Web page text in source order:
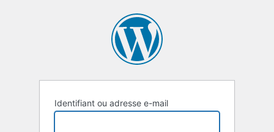
Identifiant ou adresse e-mail